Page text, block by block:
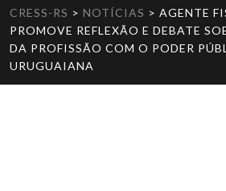
CRESS-RS > NOTÍCIAS > AGENTE
PROMOVE REFLEXÃO E DEBATE
DA PROFISSÃO COM O PODER
URUGUAIANA